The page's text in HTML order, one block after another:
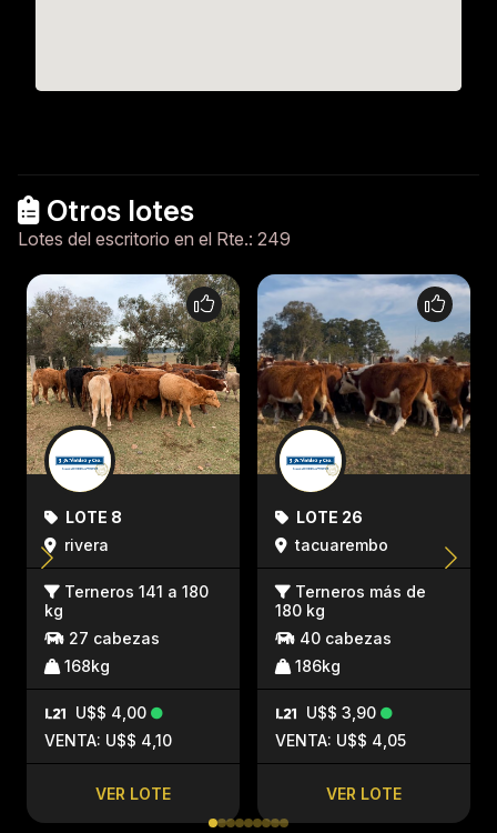
Otros lotes
Lotes del escritorio en el Rte.: 249
LOTE 8
rivera
Terneros 141 a 180
kg
27 cabezas
168kg
U$$ 4,00
VENTA: U$$ 4,10
VER LOTE
LOTE 26
tacuarembo
Terneros más de
180 kg
40 cabezas
186kg
U$$ 3,90
VENTA: U$$ 4,05
VER LOTE